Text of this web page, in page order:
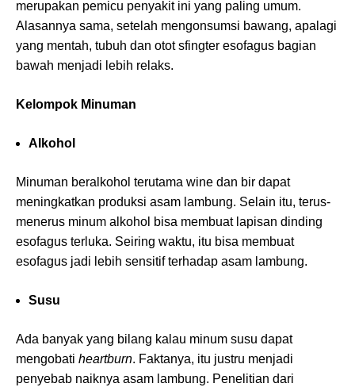
merupakan pemicu penyakit ini yang paling umum.
Alasannya sama, setelah mengonsumsi bawang, apalagi
yang mentah, tubuh dan otot sfingter esofagus bagian
bawah menjadi lebih relaks.
Kelompok Minuman
Alkohol
Minuman beralkohol terutama wine dan bir dapat
meningkatkan produksi asam lambung. Selain itu, terus-
menerus minum alkohol bisa membuat lapisan dinding
esofagus terluka. Seiring waktu, itu bisa membuat
esofagus jadi lebih sensitif terhadap asam lambung.
Susu
Ada banyak yang bilang kalau minum susu dapat
mengobati heartburn. Faktanya, itu justru menjadi
penyebab naiknya asam lambung. Penelitian dari